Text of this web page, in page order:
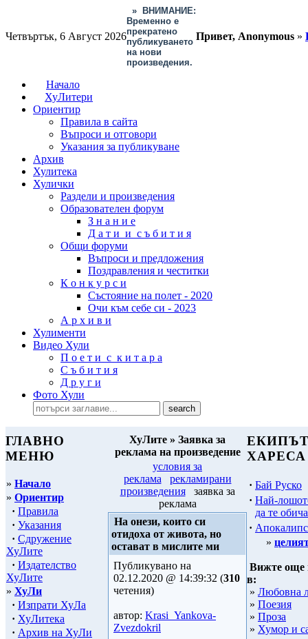
Четвъртък, 6 Август 2026
»
ВНИМАНИЕ:
Временно е
прекратено
публикуването
на нови
произведения.
Привет, Anonymous »
Начало
ХуЛитери
Ориентир
Правила в сайта
Въпроси и отговори
Указания за публикуване
Архив
Хулитека
Хулички
Раздели и произведения
Образователен форум
З н а н и е
Д а т и и с ъ б и т и я
Общи форуми
Въпроси и предложения
Поздравления и честитки
К о н к у р с и
Състояние на полет - 2020
Очи към себе си - 2023
А р х и в и
Хулименти
Видео Хули
П о е т и с к и т а р а
С ъ б и т и я
Д р у г и
Фото Хули
ГЛАВНО
МЕНЮ
» Начало
» Ориентир
· Правила
· Указания
· Сдружение
ХуЛите
· Издателство
ХуЛите
» ХуЛи
· Изпрати ХуЛа
· ХуЛитека
· Архив на ХуЛи
ХуЛите » Заявка за
реклама на произведение
условия за
реклама
рекламирани
произведения
заявка за
реклама
На онези, които си
отидоха от живота, но
остават в мислите ми
Публикувано на
02.12.2020 @ 14:39:32 (310
четения)
автор: Krasi_Yankova-
Zvezdokril
ХАРЕСА
· Бай Руско
· Най-
да те обича
·
»
Вижте още
в:
» Любовна
» Поезия
» Проза
» Хумор и